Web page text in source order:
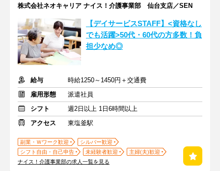
株式会社ネオキャリア ナイス！介護事業部 仙台支店／SEN
【デイサービスSTAFF】<資格なし
でも活躍>50代・60代の方多数！負
担少なめ◎
給与
時給1250～1450円＋交通費
雇用形態
派遣社員
シフト
週2日以上 1日6時間以上
アクセス
東塩釜駅
副業・Ｗワーク歓迎
シルバー歓迎
シフト自由・自己申告
未経験者歓迎
主婦(夫)歓迎
ナイス！介護事業部の求人一覧を見る